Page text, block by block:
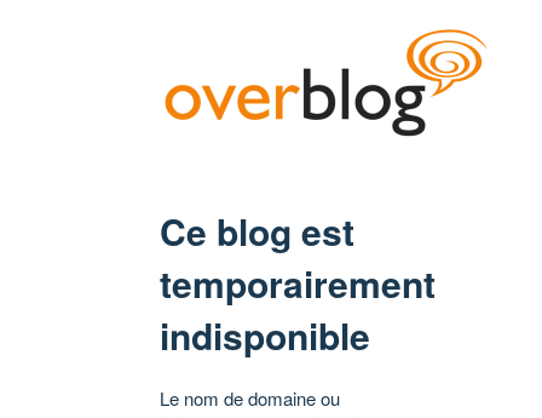
Ce blog est
temporairement
indisponible
Le nom de domaine ou